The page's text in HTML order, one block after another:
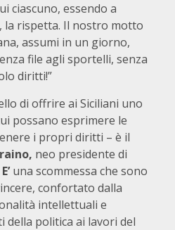
ciascuno, essendo a
la rispetta. Il nostro motto
assumi in un giorno,
file agli sportelli, senza
diritti!”
di offrire ai Siciliani uno
possano esprimere le
i propri diritti – è il
neo presidente di
una scommessa che sono
confortato dalla
intellettuali e
politica ai lavori del